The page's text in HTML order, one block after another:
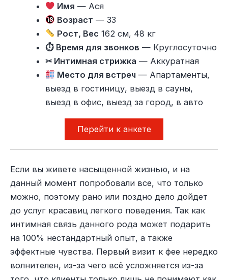
Имя — Ася
Возраст — 33
Рост, Вес 162 см, 48 кг
⏱ Время для звонков — Круглосуточно
✂ Интимная стрижка — Аккуратная
Место для встреч— Апартаменты,
выезд в гостиницу, выезд в сауны,
выезд в офис, выезд за город, в авто
Перейти к анкете
Если вы живете насыщенной жизнью, и на
данный момент попробовали все, что только
можно, поэтому рано или поздно дело дойдет
до услуг красавиц легкого поведения. Так как
интимная связь данного рода может подарить
на 100% нестандартный опыт, а также
эффектные чувства. Первый визит к фее нередко
волнителен, из-за чего всё усложняется из-за